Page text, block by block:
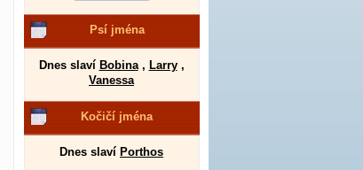
Psí jména
Dnes slaví Bobina, Larry,
Vanessa
Kočičí jména
Dnes slaví Porthos